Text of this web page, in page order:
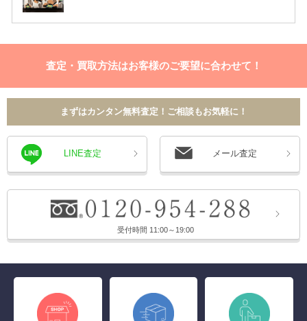
査定・買取方法はお客様のご要望に合わせて！
まずはカンタン無料査定！ご相談もお気軽に！
LINE査定 メール査定
受付時間 11:00～19:00